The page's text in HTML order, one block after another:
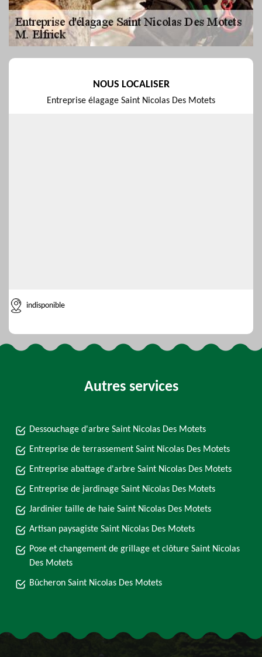
NOUS LOCALISER
Entreprise élagage Saint Nicolas Des Motets
indisponible
Autres services
Dessouchage d'arbre Saint Nicolas Des Motets
Entreprise de terrassement Saint Nicolas Des Motets
Entreprise abattage d'arbre Saint Nicolas Des Motets
Entreprise de jardinage Saint Nicolas Des Motets
Jardinier taille de haie Saint Nicolas Des Motets
Artisan paysagiste Saint Nicolas Des Motets
Pose et changement de grillage et clôture Saint Nicolas
Des Motets
Bûcheron Saint Nicolas Des Motets